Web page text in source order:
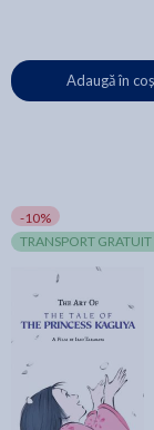
Adaugă în coș
-10%
TRANSPORT GRATUIT